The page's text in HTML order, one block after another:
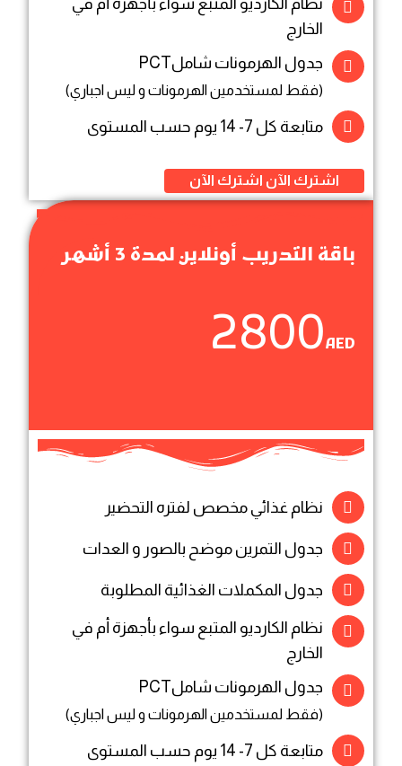
باقة التدريب أونلاين لمدة 3 أشهر
2800AED
نظام غذائي مخصص لفتره التحضير
جدول التمرين موضح بالصور و العدات
جدول المكملات الغذائية المطلوبة
نظام الكارديو المتبع سواء بأجهزة أم في
الخارج
جدول الهرمونات شاملPCT
(فقط لمستخدمين الهرمونات و ليس اجباري)
متابعة كل 7- 14 يوم حسب المستوى
نظام الكارديو المتبع سواء بأجهزة أم في
الخارج
جدول الهرمونات شاملPCT
(فقط لمستخدمين الهرمونات و ليس اجباري)
متابعة كل 7- 14 يوم حسب المستوى
اشترك الآن اشترك الآن